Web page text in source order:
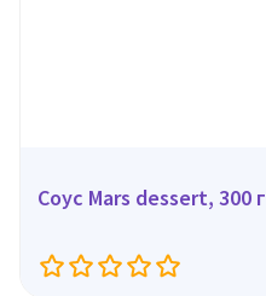
Соус Mars dessert, 300 г